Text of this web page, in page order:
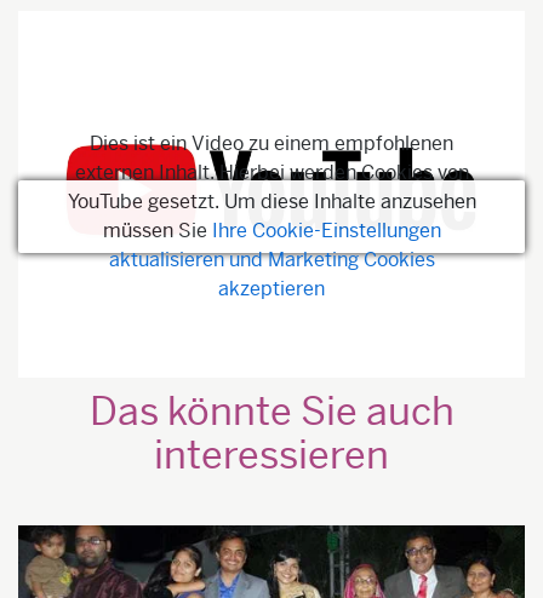
Dies ist ein Video zu einem empfohlenen
externen Inhalt. Hierbei werden Cookies von
YouTube gesetzt. Um diese Inhalte anzusehen
müssen Sie Ihre Cookie-Einstellungen
aktualisieren und Marketing Cookies
akzeptieren
Das könnte Sie auch
interessieren